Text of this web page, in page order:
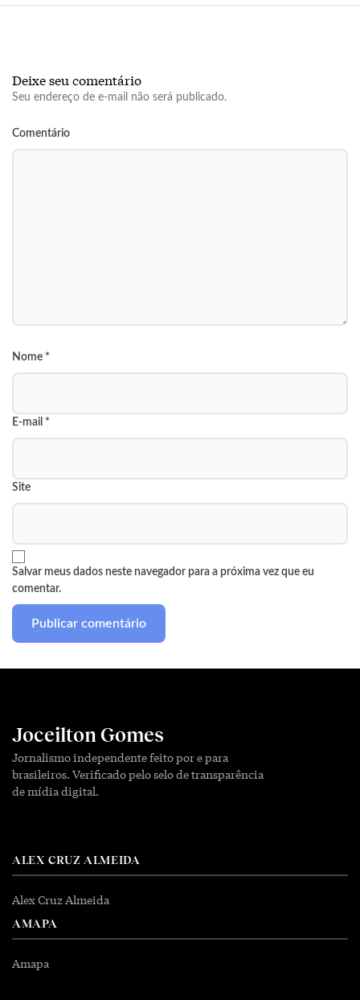
Deixe seu comentário
Seu endereço de e-mail não será publicado.
Comentário
Nome *
E-mail *
Site
Salvar meus dados neste navegador para a próxima vez que eu
comentar.
Joceilton Gomes
Jornalismo independente feito por e para
brasileiros. Verificado pelo selo de transparência
de mídia digital.
ALEX CRUZ ALMEIDA
Alex Cruz Almeida
AMAPA
Amapa